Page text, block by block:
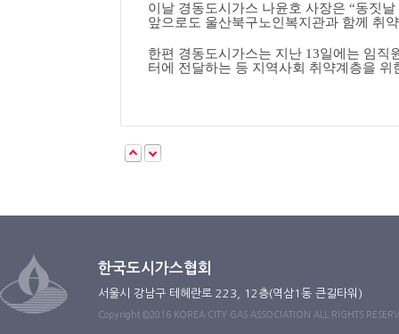
이날 경동도시가스 나윤호 사장은 “동짓
앞으로도 울산북구노인복지관과 함께 취
한편 경동도시가스는 지난 13일에는 임직
터에 전달하는 등 지역사회 취약계층을
한국도시가스협회
서울시 강남구 테헤란로 223, 12층(역삼1동 큰길타워)
Copyright ©2016 KOREA CITY GAS ASSOCIATION ALL RIGHTS